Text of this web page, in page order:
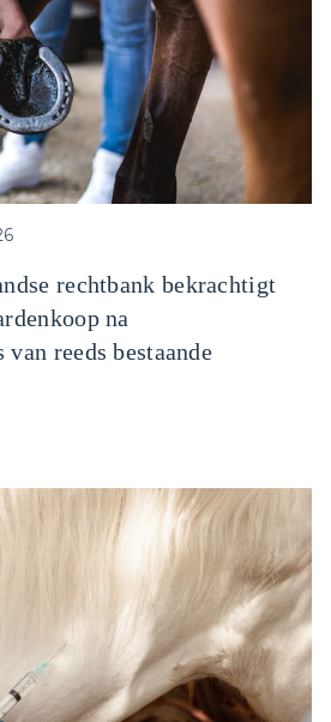
rechtbank bekrachtigt
na
reeds bestaande